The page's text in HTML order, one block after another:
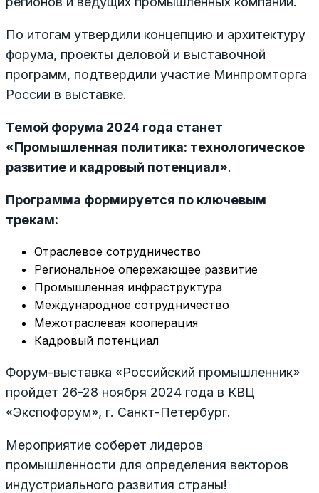
По итогам утвердили концепцию и архитектуру
форума, проекты деловой и выставочной
программ, подтвердили участие Минпромторга
России в выставке.
Темой форума 2024 года станет
«Промышленная политика: технологическое
развитие и кадровый потенциал».
Программа формируется по ключевым
трекам:
Отраслевое сотрудничество
Региональное опережающее развитие
Промышленная инфраструктура
Международное сотрудничество
Межотраслевая кооперация
Кадровый потенциал
Форум-выставка «Российский промышленник»
пройдет 26-28 ноября 2024 года в КВЦ
«Экспофорум», г. Санкт-Петербург.
Мероприятие соберет лидеров
промышленности для определения векторов
индустриального развития страны!